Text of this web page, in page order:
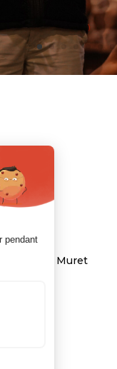
31600 Muret